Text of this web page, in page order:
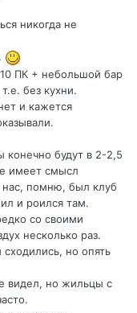
никогда не
ПК + небольшой бар
без кухни.
и кажется
конечно будут в 2-2,5
имеет смысл
помню, был клуб
и роился там.
со своими
несколько раз.
но опять
видел, но жильцы с